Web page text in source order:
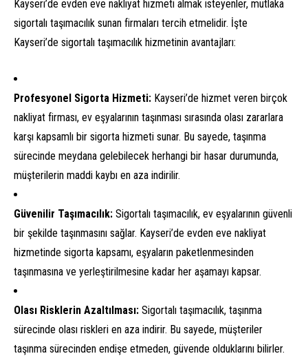
Kayseri’de evden eve nakliyat hizmeti almak isteyenler, mutlaka
sigortalı taşımacılık sunan firmaları tercih etmelidir. İşte
Kayseri’de sigortalı taşımacılık hizmetinin avantajları:
Profesyonel Sigorta Hizmeti: Kayseri’de hizmet veren birçok
nakliyat firması, ev eşyalarının taşınması sırasında olası zararlara
karşı kapsamlı bir sigorta hizmeti sunar. Bu sayede, taşınma
sürecinde meydana gelebilecek herhangi bir hasar durumunda,
müşterilerin maddi kaybı en aza indirilir.
Güvenilir Taşımacılık: Sigortalı taşımacılık, ev eşyalarının güvenli
bir şekilde taşınmasını sağlar. Kayseri’de evden eve nakliyat
hizmetinde sigorta kapsamı, eşyaların paketlenmesinden
taşınmasına ve yerleştirilmesine kadar her aşamayı kapsar.
Olası Risklerin Azaltılması: Sigortalı taşımacılık, taşınma
sürecinde olası riskleri en aza indirir. Bu sayede, müşteriler
taşınma sürecinden endişe etmeden, güvende olduklarını bilirler.